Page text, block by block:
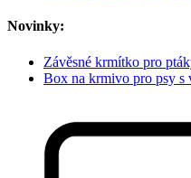
Novinky:
Závěsné krmítko pro
Box na krmivo pro psy s